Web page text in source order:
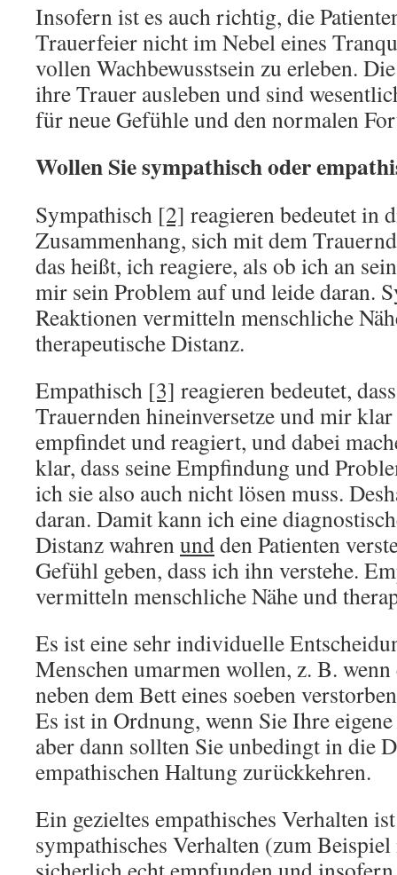
Insofern ist es auch richtig, die
Trauerfeier nicht im Nebel eines
vollen Wachbewusstsein zu erleben.
ihre Trauer ausleben und sind
für neue Gefühle und den normalen
Wollen Sie sympathisch oder
Sympathisch [2] reagieren bedeutet in
Zusammenhang, sich mit dem
das heißt, ich reagiere, als ob ich an
mir sein Problem auf und leide daran.
Reaktionen vermitteln menschliche
therapeutische Distanz.
Empathisch [3] reagieren bedeutet,
Trauernden hineinversetze und mir
empfindet und reagiert, und dabei
klar, dass seine Empfindung und
ich sie also auch nicht lösen muss.
daran. Damit kann ich eine
Distanz wahrenundden Patienten
Gefühl geben, dass ich ihn verstehe.
vermitteln menschliche Nähe und
Es ist eine sehr individuelle
Menschen umarmen wollen, z. B.
neben dem Bett eines soeben
Es ist in Ordnung, wenn Sie Ihre
aber dann sollten Sie unbedingt in die
empathischen Haltung zurückkehren.
Ein gezieltes empathisches Verhalten
sympathisches Verhalten (zum